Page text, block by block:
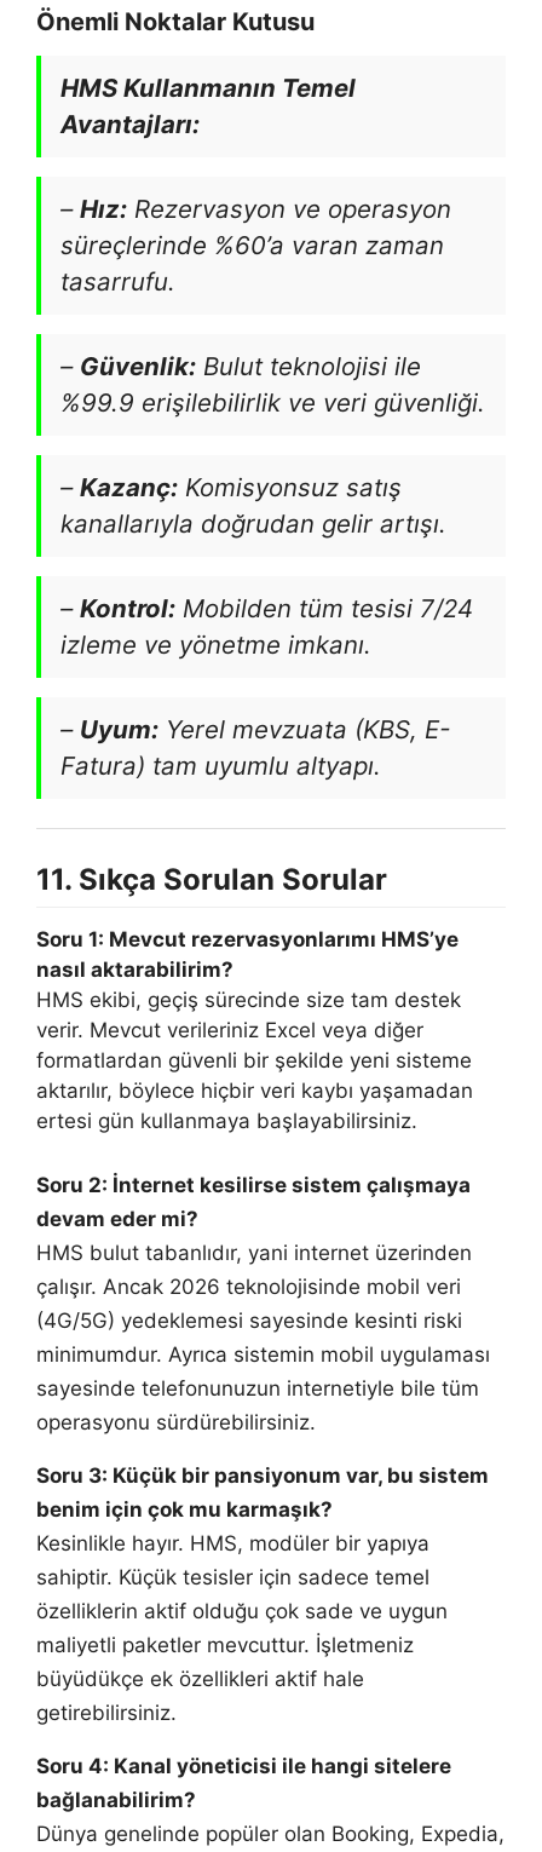
Önemli Noktalar Kutusu
HMS Kullanmanın Temel
Avantajları:
– Hız: Rezervasyon ve operasyon
süreçlerinde %60’a varan zaman
tasarrufu.
– Güvenlik: Bulut teknolojisi ile
%99.9 erişilebilirlik ve veri güvenliği.
– Kazanç: Komisyonsuz satış
kanallarıyla doğrudan gelir artışı.
– Kontrol: Mobilden tüm tesisi 7/24
izleme ve yönetme imkanı.
– Uyum: Yerel mevzuata (KBS, E-
Fatura) tam uyumlu altyapı.
11. Sıkça Sorulan Sorular
Soru 1: Mevcut rezervasyonlarımı HMS’ye
nasıl aktarabilirim?
HMS ekibi, geçiş sürecinde size tam destek
verir. Mevcut verileriniz Excel veya diğer
formatlardan güvenli bir şekilde yeni sisteme
aktarılır, böylece hiçbir veri kaybı yaşamadan
ertesi gün kullanmaya başlayabilirsiniz.
Soru 2: İnternet kesilirse sistem çalışmaya
devam eder mi?
HMS bulut tabanlıdır, yani internet üzerinden
çalışır. Ancak 2026 teknolojisinde mobil veri
(4G/5G) yedeklemesi sayesinde kesinti riski
minimumdur. Ayrıca sistemin mobil uygulaması
sayesinde telefonunuzun internetiyle bile tüm
operasyonu sürdürebilirsiniz.
Soru 3: Küçük bir pansiyonum var, bu sistem
benim için çok mu karmaşık?
Kesinlikle hayır. HMS, modüler bir yapıya
sahiptir. Küçük tesisler için sadece temel
özelliklerin aktif olduğu çok sade ve uygun
maliyetli paketler mevcuttur. İşletmeniz
büyüdükçe ek özellikleri aktif hale
getirebilirsiniz.
Soru 4: Kanal yöneticisi ile hangi sitelere
bağlanabilirim?
Dünya genelinde popüler olan Booking, Expedia,